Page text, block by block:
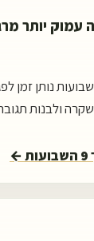
עמוק יותר
הגשר בן 9 השבועות
ולבנות
←